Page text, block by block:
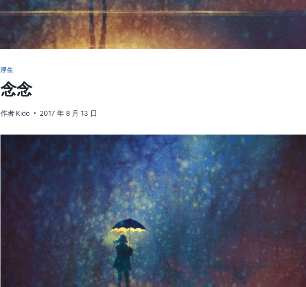
浮生
念念
作者 Kido 2017 年 8 月 13 日